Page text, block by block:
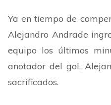
Ya en tiempo de
Alejandro Andrade
equipo los últimos
anotador del gol,
sacrificados.